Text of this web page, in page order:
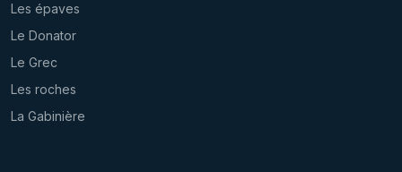
Les épaves
Le Donator
Le Grec
Les roches
La Gabinière